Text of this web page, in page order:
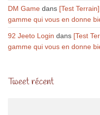
DM Gamedans [Test
gamme qui vous en donne
92 Jeeto Login dans [Test
gamme qui vous en donne
Tweet récent